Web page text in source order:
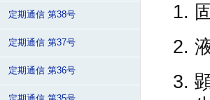
定期通信 第38号
定期通信 第37号
定期通信 第36号